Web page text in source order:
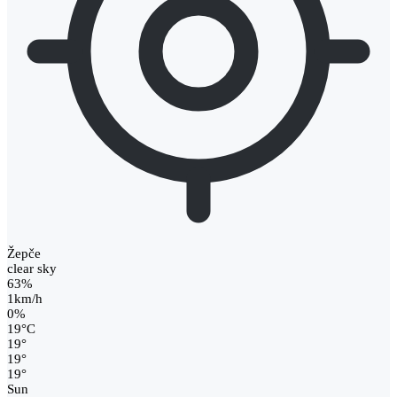
Žepče
clear sky
63%
1km/h
0%
19°C
19°
19°
19°
Sun